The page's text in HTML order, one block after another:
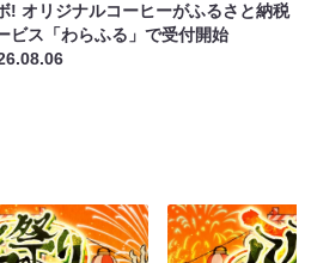
! オリジナルコーヒーがふるさと納税
ビス「わらふる」で受付開始